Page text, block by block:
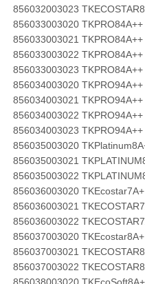
856032003023
856033003020
856033003021
856033003022
856033003023
856034003020
856034003021
856034003022
856034003023
856035003020
856035003021
856035003022
856036003020
856036003021
856036003022
856037003020
856037003021
856037003022
856038003020